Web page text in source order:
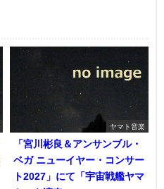
ヤマト音楽
「宮川彬良＆アンサンブル・
ベガ ニューイヤー・コンサー
ト2027」にて「宇宙戦艦ヤマ